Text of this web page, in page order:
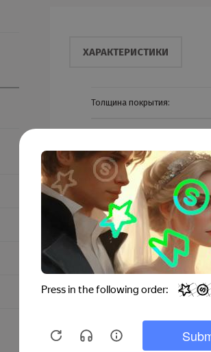
ХАРАКТЕРИСТИКИ
Толщина покрытия:
Высота волны:
Высота ступени:
Тип покрытия: